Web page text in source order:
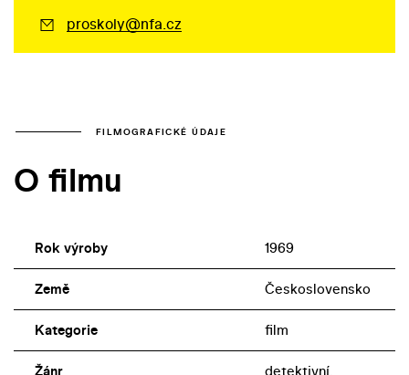
proskoly@nfa.cz
FILMOGRAFICKÉ ÚDAJE
O filmu
Rok výroby 1969
Země Československo
Kategorie film
Žánr
detektivní,